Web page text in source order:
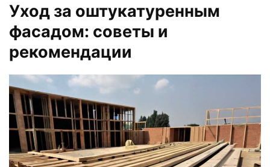
Уход за оштукатуренным
фасадом: советы и
рекомендации